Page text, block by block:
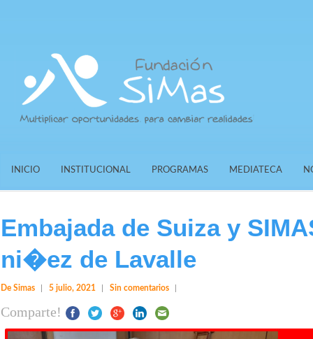
INICIO INSTITUCIONAL PROGRAMAS MEDIATECA
Embajada de Suiza y
ni�ez de Lavalle
De Simas 5 julio, 2021 Sin comentarios
Comparte!